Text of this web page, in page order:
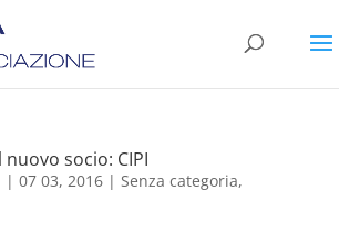
socio: CIPI
| 07 03, 2016| Senza categoria,